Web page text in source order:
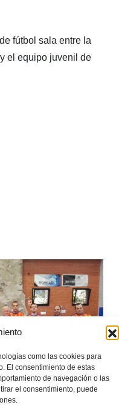
como las cookies para
El consentimiento de estas
de navegación o las
el consentimiento, puede
fútbol sala entre la
el equipo juvenil de